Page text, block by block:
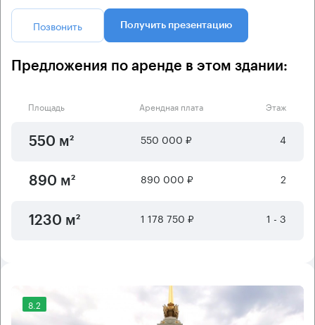
Позвонить Получить презентацию
Предложения по аренде в этом здании:
Площадь Арендная плата Этаж
550 м² 550 000 ₽ 4
890 м² 890 000 ₽ 2
1230 м² 1 178 750 ₽ 1 - 3
8.2